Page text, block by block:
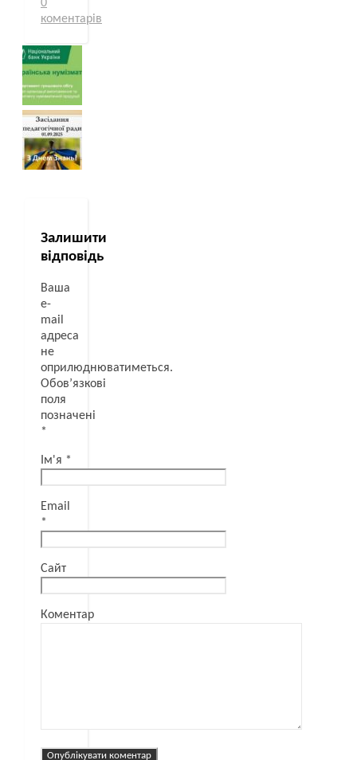
0
коментарів
Залишити
відповідь
Ваша
e-
mail
адреса
не
оприлюднюватиметься.
Обов’язкові
поля
позначені
*
Ім'я *
Email
*
Сайт
Коментар